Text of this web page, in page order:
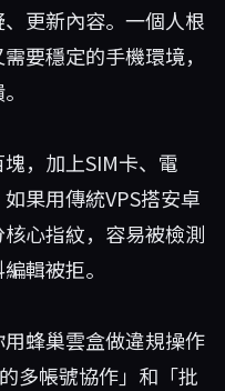
更新內容。一個人根
要穩定的手機環境，
，加上SIM卡、電
果用傳統VPS搭安卓
心指紋，容易被檢測
輯被拒。
蜂巢雲盒做違規操作
多帳號協作」和「批